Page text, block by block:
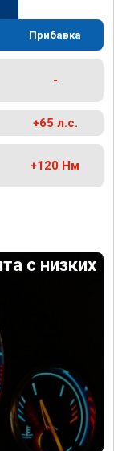
Прибавка
-
+65 л.с.
+120 Нм
с низких